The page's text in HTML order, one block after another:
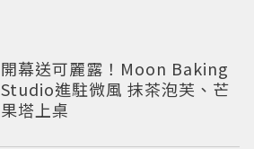
開幕送可麗露！Moon Baking
Studio進駐微風 抹茶泡芙、芒
果塔上桌